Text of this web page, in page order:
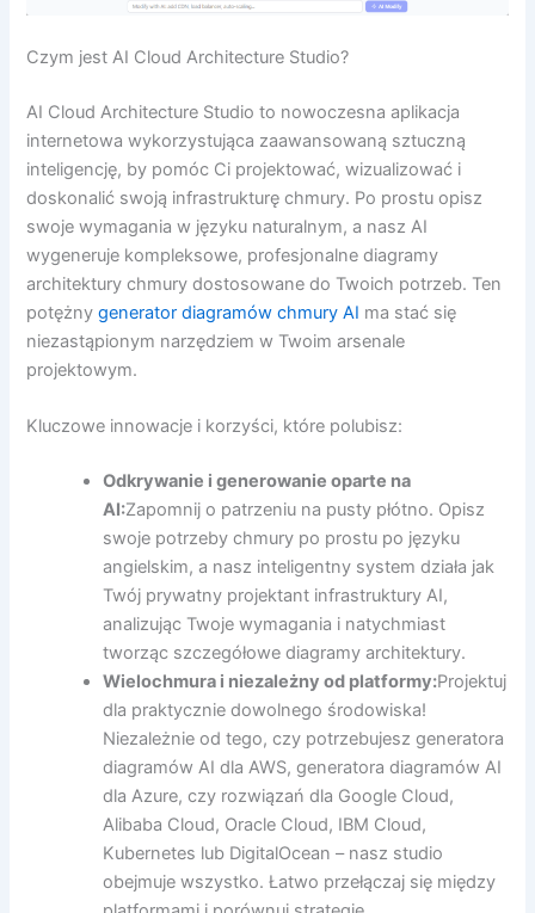
Czym jest AI Cloud Architecture Studio?
AI Cloud Architecture Studio to nowoczesna aplikacja
internetowa wykorzystująca zaawansowaną sztuczną
inteligencję, by pomóc Ci projektować, wizualizować i
doskonalić swoją infrastrukturę chmury. Po prostu opisz
swoje wymagania w języku naturalnym, a nasz AI
wygeneruje kompleksowe, profesjonalne diagramy
architektury chmury dostosowane do Twoich potrzeb. Ten
potężnygenerator diagramów chmury AI ma stać się
niezastąpionym narzędziem w Twoim arsenale
projektowym.
Kluczowe innowacje i korzyści, które polubisz:
Odkrywanie i generowanie oparte na
AI:Zapomnij o patrzeniu na pusty płótno. Opisz
swoje potrzeby chmury po prostu po języku
angielskim, a nasz inteligentny system działa jak
Twój prywatny projektant infrastruktury AI,
analizując Twoje wymagania i natychmiast
tworząc szczegółowe diagramy architektury.
Wielochmura i niezależny od platformy:Projektuj
dla praktycznie dowolnego środowiska!
Niezależnie od tego, czy potrzebujesz generatora
diagramów AI dla AWS, generatora diagramów AI
dla Azure, czy rozwiązań dla Google Cloud,
Alibaba Cloud, Oracle Cloud, IBM Cloud,
Kubernetes lub DigitalOcean – nasz studio
obejmuje wszystko. Łatwo przełączaj się między